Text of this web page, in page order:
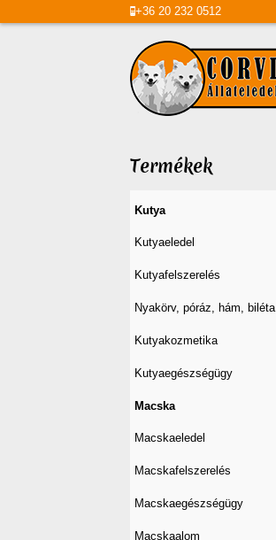
+36 20 232 0512
Termékek
Kutya
Kutyaeledel
Kutyafelszerelés
Nyakörv, póráz, hám, biléta
Kutyakozmetika
Kutyaegészségügy
Macska
Macskaeledel
Macskafelszerelés
Macskaegészségügy
Macskaalom